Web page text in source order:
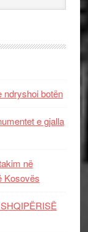
botën
e gjalla
në
Kosovës